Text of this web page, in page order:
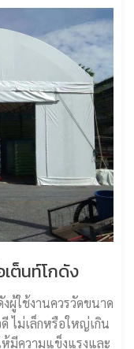
ต็นท์โกดัง
ผู้ใช้งานควรวัดขนาด
ไม่เล็กหรือใหญ่เกิน
มีความแข็งแรงและ